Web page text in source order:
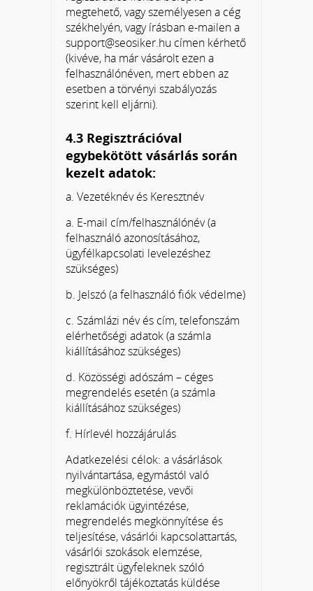
megtehető, vagy személyesen a cég
székhelyén, vagy írásban e-mailen a
support@seosiker.hu címen kérhető
(kivéve, ha már vásárolt ezen a
felhasználónéven, mert ebben az
esetben a törvényi szabályozás
szerint kell eljárni).
4.3 Regisztrációval
egybekötött vásárlás során
kezelt adatok:
a. Vezetéknév és Keresztnév
a. E-mail cím/felhasználónév (a
felhasználó azonosításához,
ügyfélkapcsolati levelezéshez
szükséges)
b. Jelszó (a felhasználó fiók védelme)
c. Számlázi név és cím, telefonszám
elérhetőségi adatok (a számla
kiállításához szükséges)
d. Közösségi adószám – céges
megrendelés esetén (a számla
kiállításához szükséges)
f. Hírlevél hozzájárulás
Adatkezelési célok: a vásárlások
nyilvántartása, egymástól való
megkülönböztetése, vevői
reklamációk ügyintézése,
megrendelés megkönnyítése és
teljesítése, vásárlói kapcsolattartás,
vásárlói szokások elemzése,
regisztrált ügyfeleknek szóló
előnyökről tájékoztatás küldése